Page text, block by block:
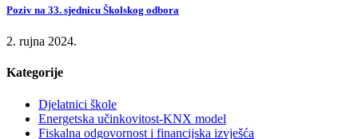
Poziv na 33. sjednicu Školskog odbora
2. rujna 2024.
Kategorije
Djelatnici škole
Energetska učinkovitost-KNX model
Fiskalna odgovornost i financijska izvješća